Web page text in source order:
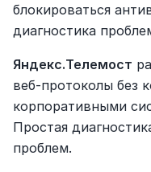
блокироваться
диагностика
Яндекс.Телемост
веб-протоколы без
корпоративными
Простая
проблем.